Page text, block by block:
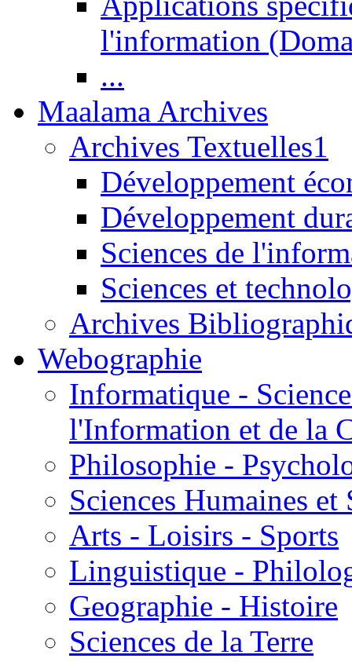
l'information
...
Maalama Archives
Archives Textuelles1
Développement
Développement
Sciences de
Sciences et
Archives
Webographie
Informatique -
l'Information et de la
Philosophie -
Sciences Humaines et
Arts - Loisirs - Sports
Linguistique -
Geographie - Histoire
Sciences de la Terre